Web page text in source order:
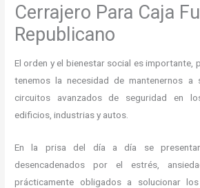
Cerrajero Para Caja
Republicano
El orden y el bienestar social es importante,
tenemos la necesidad de mantenernos a
circuitos avanzados de seguridad en
edificios, industrias y autos.
En la prisa del día a día se presentan
desencadenados por el estrés,
prácticamente obligados a solucionar